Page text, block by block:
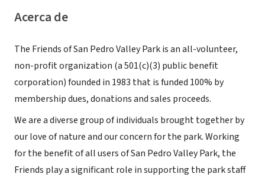
Acerca de
The Friends of San Pedro Valley Park is an all-volunteer,
non-profit organization (a 501(c)(3) public benefit
corporation) founded in 1983 that is funded 100% by
membership dues, donations and sales proceeds.
We are a diverse group of individuals brought together by
our love of nature and our concern for the park. Working
for the benefit of all users of San Pedro Valley Park, the
Friends play a significant role in supporting the park staff